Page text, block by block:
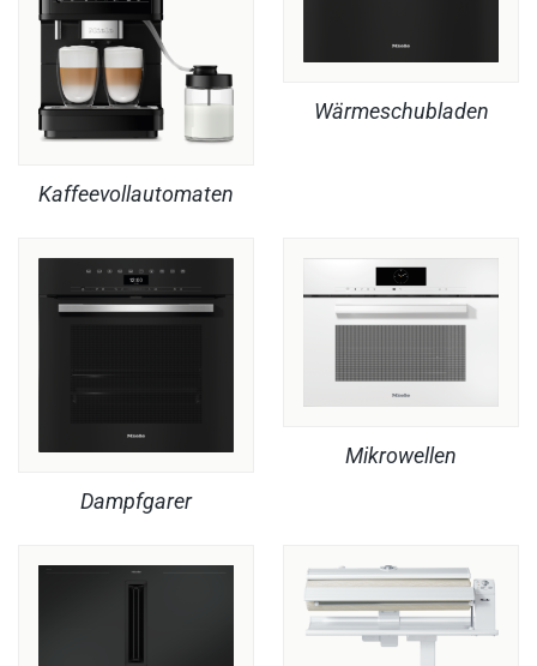
Kaffeevollautomaten
Wärmeschubladen
Dampfgarer
Mikrowellen